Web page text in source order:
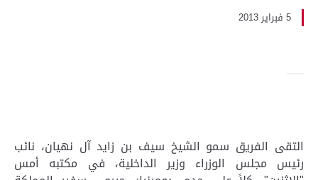
5 فبراير 2013
التقى الفريق سمو الشيخ سيف بن زايد آل نهيان، نائب
رئيس مجلس الوزراء وزير الداخلية، في مكتبه أمس